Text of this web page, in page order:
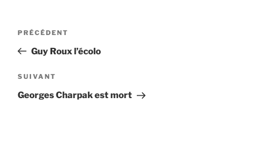
Navigation
l’article
Article
précédent
PRÉCÉDENT
Guy Roux l’écolo
Article
suivant
SUIVANT
Georges Charpak est mort